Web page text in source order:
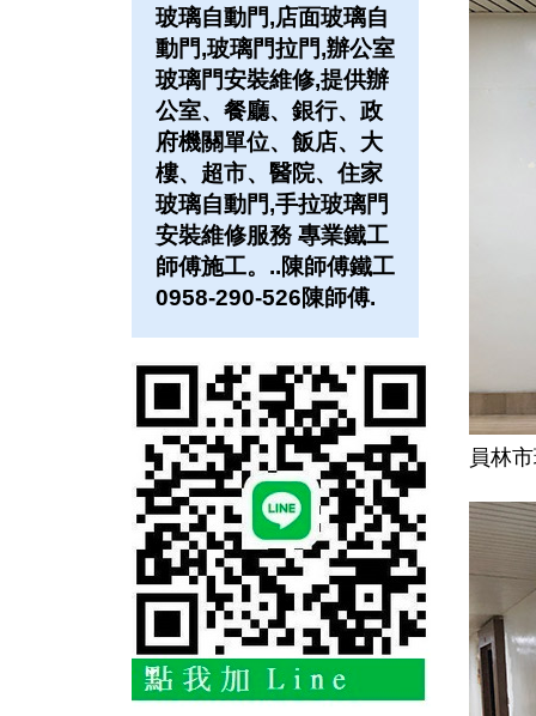
玻璃自動門,店面玻璃自
動門,玻璃門拉門,辦公室
玻璃門安裝維修,提供辦
公室、餐廳、銀行、政
府機關單位、飯店、大
樓、超市、醫院、住家
玻璃自動門,手拉玻璃門
安裝維修服務 專業鐵工
師傅施工。..陳師傅鐵工
0958-290-526陳師傅.
員林